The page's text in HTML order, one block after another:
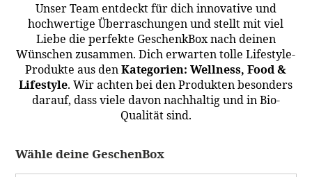
Unser Team entdeckt für dich innovative und
hochwertige Überraschungen und stellt mit viel
Liebe die perfekte GeschenkBox nach deinen
Wünschen zusammen. Dich erwarten tolle Lifestyle-
Produkte aus denKategorien: Wellness, Food &
Lifestyle. Wir achten bei den Produkten besonders
darauf, dass viele davon nachhaltig und in Bio-
Qualität sind.
Wähle deine GeschenBox